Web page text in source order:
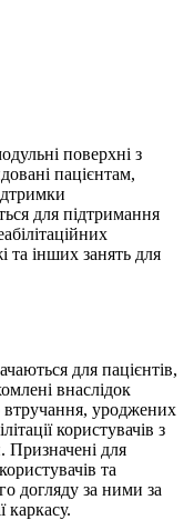
поверхні з
пацієнтам,
для підтримання
та інших занять для
для пацієнтів,
внаслідок
втручання, уроджених
користувачів з
Призначені для
та
догляду за ними за
каркасу.